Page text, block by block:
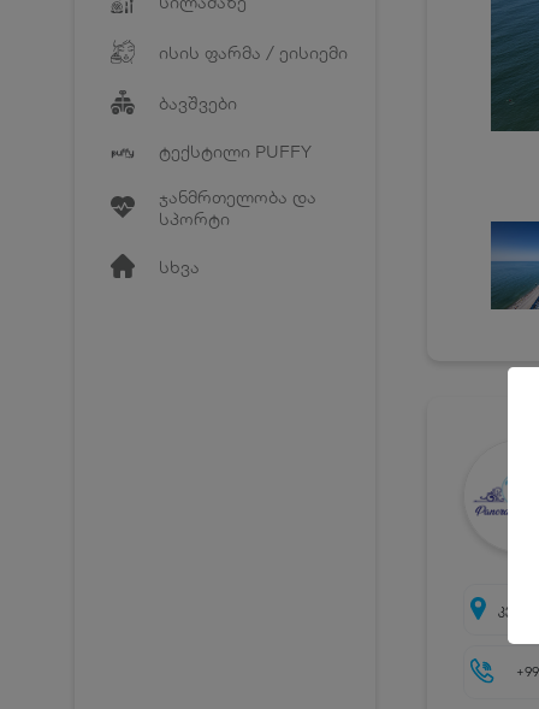
ისის ფარმა / ეისიემი
ბავშვები
ტექსტილი PUFFY
ჯანმრთელობა და
სპორტი
სხვა